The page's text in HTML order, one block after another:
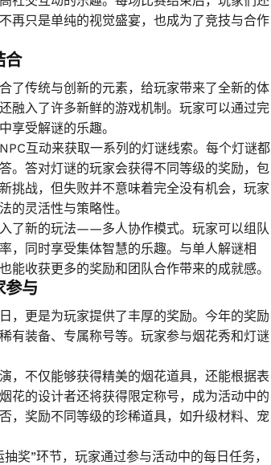
再只是单纯的视觉盛宴，也成为了竞技与合作
合
了传统与创新的元素，给玩家带来了全新的体
融入了许多新鲜的游戏机制。玩家可以通过完
享受解谜的乐趣。
互动来获取一系列的灯谜线索。每个灯谜都
。答对灯谜的玩家会获得不同等级的奖励，包
挑战，但失败并不意味着完全没有机会，玩家
的灵活性与策略性。
了新的玩法——多人协作模式。玩家可以组队
，同时享受集体智慧的乐趣。与单人解谜相
能收获更多的奖励和团队合作带来的成就感。
参与
，更是为玩家提供了丰厚的奖励。今年的奖励
有装备、专属称号等。玩家参与烟花秀和灯谜
，不仅能够获得精美的烟花道具，还能根据表
花的设计者还将获得限定称号，成为活动中的
，奖励不同等级的珍稀道具，如升级材料、宠
奖”环节，玩家通过参与活动中的每日任务，